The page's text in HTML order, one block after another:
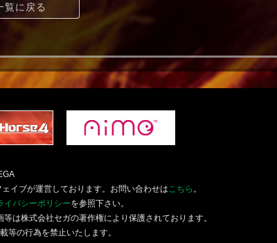
覧に戻る
イブが運営しております。お問い合わせは こちら 。
イバシーポリシーを参照下さい。
は株式会社セガの著作権により保護されております。
等の行為を禁止いたします。